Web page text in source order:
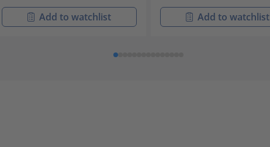
Add to watchlist Add to watchlist